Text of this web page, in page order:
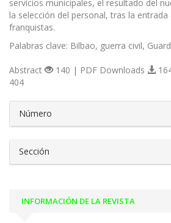
servicios municipales, el resultado del
la selección del personal, tras la
franquistas.
Palabras clave: Bilbao, guerra civil,
Abstract 140 | PDF Downloads
404
Número
Sección
INFORMACIÓN DE LA REVISTA